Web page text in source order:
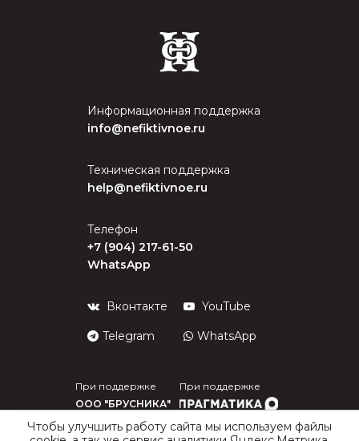
Информационная поддержка
info@nefiktivnoe.ru
Техническая поддержка
help@nefiktivnoe.ru
Телефон
+7 (904) 217-61-50
WhatsApp
Вконтакте YouTube
Telegram WhatsApp
При поддержке
ООО "БРУСНИКА"
При поддержке
Чтобы улучшить работу сайта мы используем файлы